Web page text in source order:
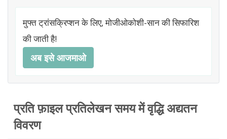
मुफ्त ट्रांसक्रिप्शन के लिए, मोजीओकोशी-सान की सिफारिश
की जाती है!
अब इसे आजमाओ
प्रति फ़ाइल प्रतिलेखन समय में वृद्धि अद्यतन
विवरण